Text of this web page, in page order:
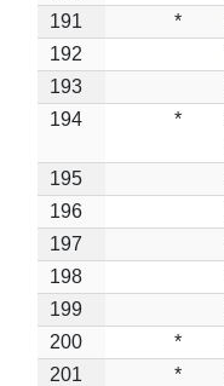
191
*
192
193
194
*
195
196
197
198
199
200
*
201
*